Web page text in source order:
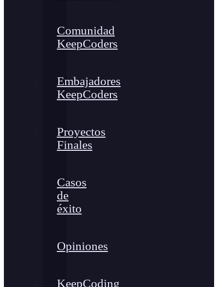
Comunidad
KeepCoders
Embajadores
KeepCoders
Proyectos
Finales
Casos
de
éxito
Opiniones
KeepCoding